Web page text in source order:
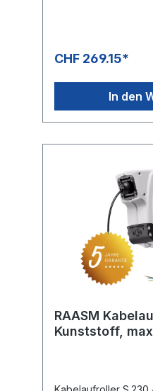
CHF 269.15*
In den
RAASM
Kunststoff,